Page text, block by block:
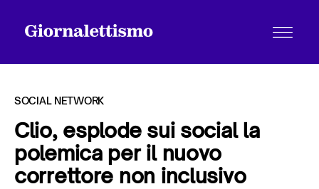
Tutti gli articoli
SOCIAL NETWORK
Clio, esplode sui social la
polemica per il nuovo
correttore non inclusivo